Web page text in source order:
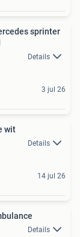
sprinter
Details
3 jul 26
wit
Details
14 jul 26
Details